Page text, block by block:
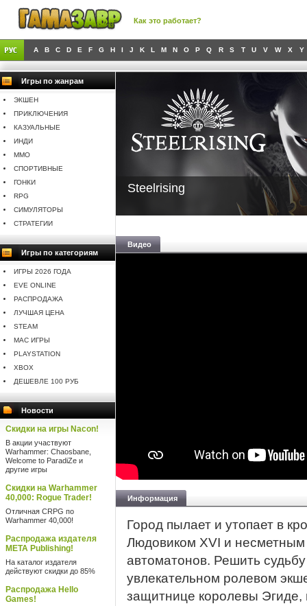
Как это работает?
A B C D E F G H I J K L M N O P Q R S T U V W X Y
Игры по жанрам
ЭКШЕН
ПРИКЛЮЧЕНИЯ
КАЗУАЛЬНЫЕ
ИНДИ
MMO
СПОРТИВНЫЕ
ГОНКИ
RPG
СИМУЛЯТОРЫ
СТРАТЕГИИ
Игры по категориям
ИГРЫ 2026 ГОДА
EVE ONLINE
РАСПРОДАЖА
ЛУЧШАЯ ЦЕНА
STEAM
MAC ИГРЫ
PLAYSTATION
XBOX
ДЕШЕВЛЕ 100 РУБ
Новости
Скидки на игры Nacon!
В акции участвуют
Warhammer: Chaosbane,
Welcome to ParadiZe и
другие игры
Скидки на Warhammer
40,000: Rogue Trader!
Отличная CRPG по
Warhammer 40,000!
Распродажа издателя
META Publishing!
На каталог издателя
действуют скидки до 85%
Распродажа Hello
Games!
Steelrising
Видео
Информация
Город пылает и утопает в
Людовиком XVI и
автоматонов. Решить
увлекательном ролевом
защитнице королевы